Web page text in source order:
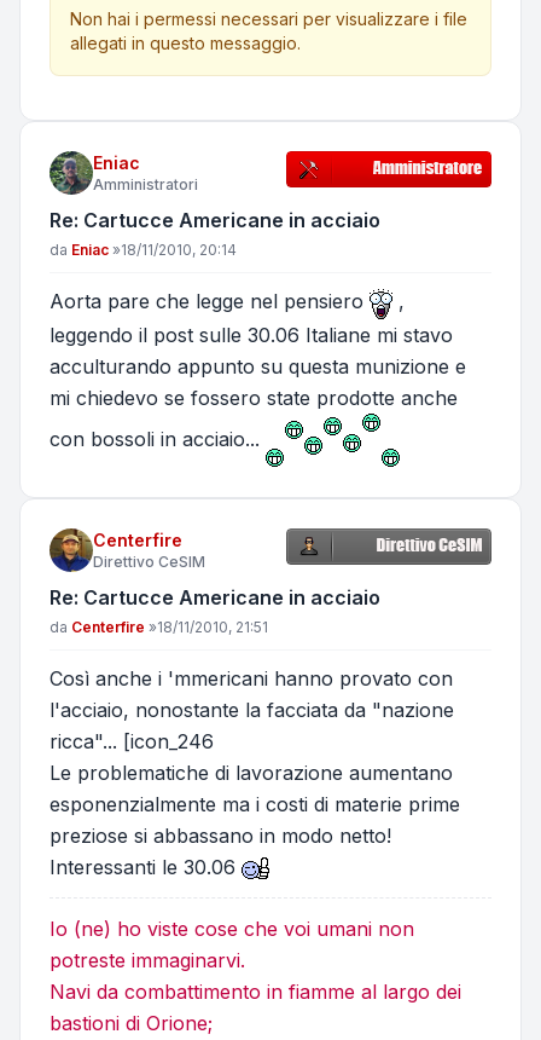
Non hai i permessi necessari per visualizzare i file
allegati in questo messaggio.
Eniac
Amministratori
Re: Cartucce Americane in acciaio
Messaggio
da Eniac »18/11/2010, 20:14
Aorta pare che legge nel pensiero
,
leggendo il post sulle 30.06 Italiane mi stavo
acculturando appunto su questa munizione e
mi chiedevo se fossero state prodotte anche
con bossoli in acciaio...
Centerfire
Direttivo CeSIM
Re: Cartucce Americane in acciaio
Messaggio
da Centerfire »18/11/2010, 21:51
Così anche i 'mmericani hanno provato con
l'acciaio, nonostante la facciata da "nazione
ricca"... [icon_246
Le problematiche di lavorazione aumentano
esponenzialmente ma i costi di materie prime
preziose si abbassano in modo netto!
Interessanti le 30.06
Io (ne) ho viste cose che voi umani non
potreste immaginarvi.
Navi da combattimento in fiamme al largo dei
bastioni di Orione;